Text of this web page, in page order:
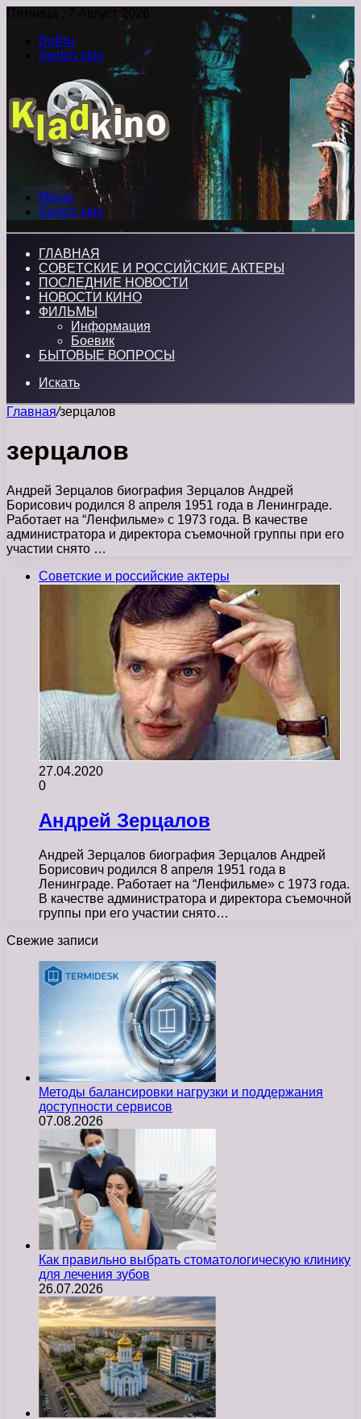
Пятница , 7 Август 2026
Войти
Switch skin
Меню
Switch skin
ГЛАВНАЯ
СОВЕТСКИЕ И РОССИЙСКИЕ АКТЕРЫ
ПОСЛЕДНИЕ НОВОСТИ
НОВОСТИ КИНО
ФИЛЬМЫ
Информация
Боевик
БЫТОВЫЕ ВОПРОСЫ
Искать
Главная/зерцалов
зерцалов
Андрей Зерцалов биография Зерцалов Андрей
Борисович родился 8 апреля 1951 года в Ленинграде.
Работает на “Ленфильме» с 1973 года. В качестве
администратора и директора съемочной группы при его
участии снято …
Советские и российские актеры
27.04.2020
0
Андрей Зерцалов
Андрей Зерцалов биография Зерцалов Андрей
Борисович родился 8 апреля 1951 года в
Ленинграде. Работает на “Ленфильме» с 1973 года.
В качестве администратора и директора съемочной
группы при его участии снято…
Свежие записи
Методы балансировки нагрузки и поддержания
доступности сервисов
07.08.2026
Как правильно выбрать стоматологическую клинику
для лечения зубов
26.07.2026